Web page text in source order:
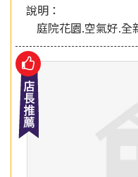
說明：
庭院花園.空氣好.全